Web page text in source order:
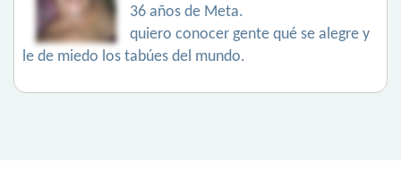
36 años de Meta.
quiero conocer gente qué se alegre y
le de miedo los tabúes del mundo.